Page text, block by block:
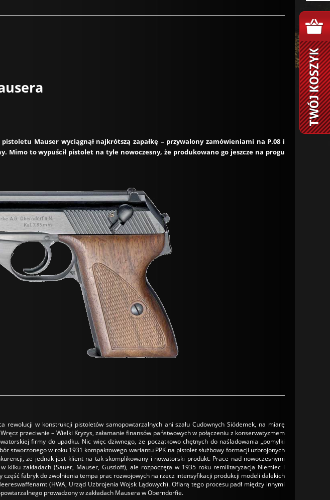
Mauser wyciągnął najkrótszą zapałkę – przywalony zamówieniami na P.08 i
Mimo to wypuścił pistolet na tyle nowoczesny, że produkowano go jeszcze na progu
rewolucji w konstrukcji pistoletów samopowtarzalnych ani szału Cudownych Siódemek, na miarę
przeciwnie – Wielki Kryzys, załamanie finansów państwowych w połączeniu z konserwatyzmem
firmy do upadku. Nic więc dziwnego, że początkowo chętnych do naśladowania „pomyłki
stworzonego w roku 1931 kompaktowego wariantu PPK na pistolet służbowy formacji uzbrojonych
że jednak jest klient na tak skomplikowany i nowatorski produkt. Prace nad nowoczesnymi
kilku zakładach (Sauer, Mauser, Gustloff), ale rozpoczęta w 1935 roku remilitaryzacja Niemiec i
fabryk do zwolnienia tempa prac rozwojowych na rzecz intensyfikacji produkcji modeli dalekich
(HWA, Urząd Uzbrojenia Wojsk Lądowych). Ofiarą tego procesu padł między innymi
prowadzony w zakładach Mausera w Oberndorfie.